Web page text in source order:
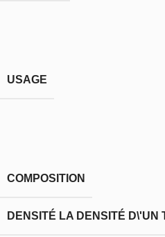
USAGE
COMPOSITION
DENSITÉ LA DENSITÉ D\'UN